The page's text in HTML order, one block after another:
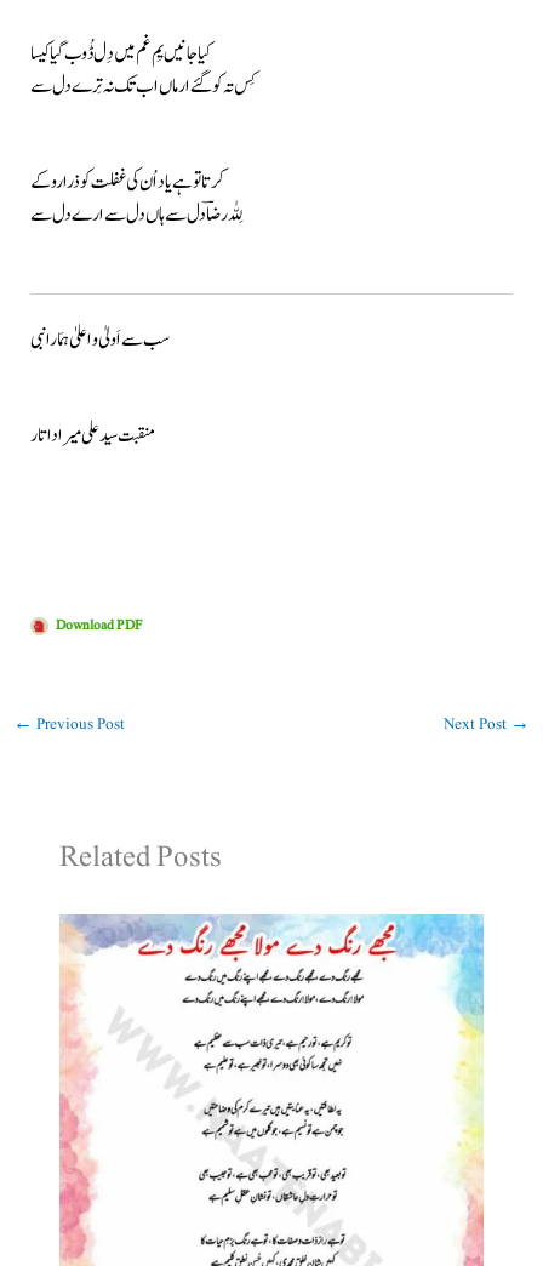
کیا جانیں یِم غم میں دِل ڈُوب گیا کیسا
کِس تہ کو گئے ارماں اب تک نہ تِرے دل سے
کرتا تو ہے یاد اُن کی غفلت کو ذرا روکے
لِلّٰہ رضا ؔ دل سے ہاں دل سے ارے دل سے
سب سے اَولیٰ و اعلیٰ ہمَارا نبی
منقبت سید علی میرا داتار
Download PDF
← Previous Post Next Post →
Related Posts